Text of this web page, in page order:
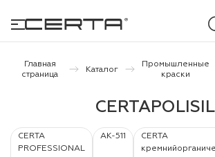
и дачи
Главная
страница
Каталог
Промышленные
краски
CERTAPOLISIL
CERTA
PROFESSIONAL
АК-511
CERTA